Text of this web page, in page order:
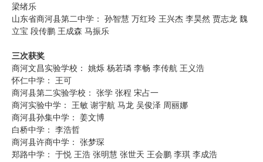
梁绪乐
山东省商河县第二中学： 孙智慧 万红玲 王兴杰 李昊然 贾志龙 魏
立宝 段传鹏 王成森 马振乐
三次获奖
商河文昌实验学校： 姚烁 杨若璘 李畅 李传航 王义浩
怀仁中学： 王可
商河县第二实验学校： 张学 张程 宋占一
商河实验中学： 王敏 谢宇航 马龙 吴俊泽 周丽娜
商河县孙集中学： 姜文博
白桥中学： 李浩哲
商河县许商中学： 张梦琛
郑路中学： 于悦 王浩 张明慧 张世天 王会鹏 李琪 李成浩